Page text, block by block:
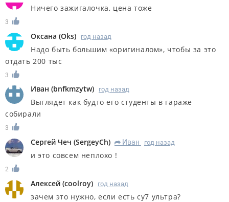
Ничего зажигалочка, цена тоже
3
Оксана (Oks) год назад
Надо быть большим «оригиналом», чтобы за это
отдать 200 тыс
3
Иван (bnfkmzytw) год назад
Выглядет как будто его студенты в гараже
собирали
3
Сергей Чеч (SergeyCh) R Иван год назад
и это совсем неплохо !
2
Алексей (coolroy) год назад
зачем это нужно, если есть су7 ультра?